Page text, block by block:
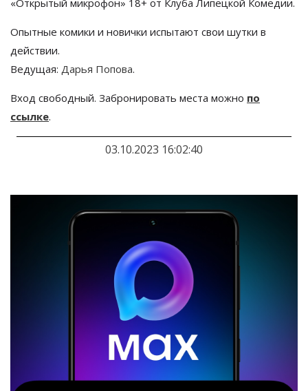
«Открытый микрофон» 18+ от Клуба Липецкой Комедии.
Опытные комики и новички испытают свои шутки в
действии.
Ведущая: Дарья Попова.
Вход свободный. Забронировать места можно по
ссылке.
03.10.2023 16:02:40